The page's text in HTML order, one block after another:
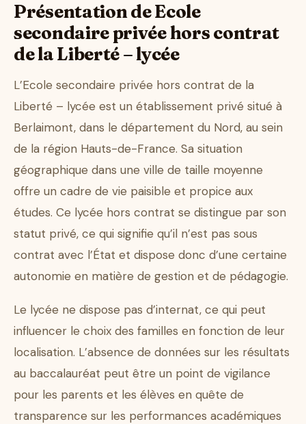
Présentation de Ecole
secondaire privée hors contrat
de la Liberté – lycée
L’Ecole secondaire privée hors contrat de la
Liberté – lycée est un établissement privé situé à
Berlaimont, dans le département du Nord, au sein
de la région Hauts-de-France. Sa situation
géographique dans une ville de taille moyenne
offre un cadre de vie paisible et propice aux
études. Ce lycée hors contrat se distingue par son
statut privé, ce qui signifie qu’il n’est pas sous
contrat avec l’État et dispose donc d’une certaine
autonomie en matière de gestion et de pédagogie.
Le lycée ne dispose pas d’internat, ce qui peut
influencer le choix des familles en fonction de leur
localisation. L’absence de données sur les résultats
au baccalauréat peut être un point de vigilance
pour les parents et les élèves en quête de
transparence sur les performances académiques